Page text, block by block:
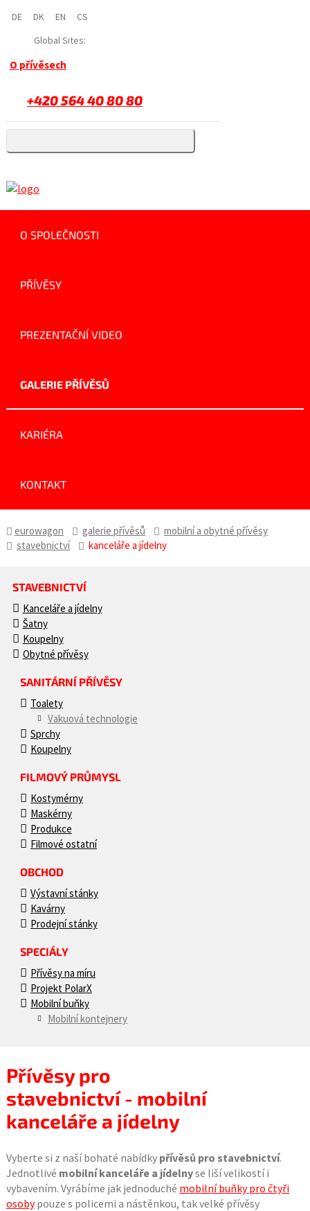
DE DK EN
CS
Global Sites:
O přívěsech
+420 564 40 80 80
O SPOLEČNOSTI
PŘÍVĚSY
PREZENTAČNÍ VIDEO
GALERIE PŘÍVĚSŮ
KARIÉRA
KONTAKT
eurowagon galerie přívěsů
mobilní a obytné přívěsy
stavebnictví
kanceláře a jídelny
STAVEBNICTVÍ
Kanceláře a jídelny
Šatny
Koupelny
Obytné přívěsy
SANITÁRNÍ PŘÍVĚSY
Toalety
Vakuová technologie
Sprchy
Koupelny
FILMOVÝ PRŮMYSL
Kostymérny
Maskérny
Produkce
Filmové ostatní
OBCHOD
Výstavní stánky
Kavárny
Prodejní stánky
SPECIÁLY
Přívěsy na míru
Projekt PolarX
Mobilní buňky
Mobilní kontejnery
Přívěsy pro
stavebnictví - mobilní
kanceláře a jídelny
Vyberte si z naší bohaté nabídky přívěsů pro stavebnictví.
Jednotlivé mobilní kanceláře a jídelnyse liší velikostí i
vybavením. Vyrábíme jak jednoduché mobilní buňky pro čtyři
osobypouze s policemi a nástěnkou, tak velké přívěsy